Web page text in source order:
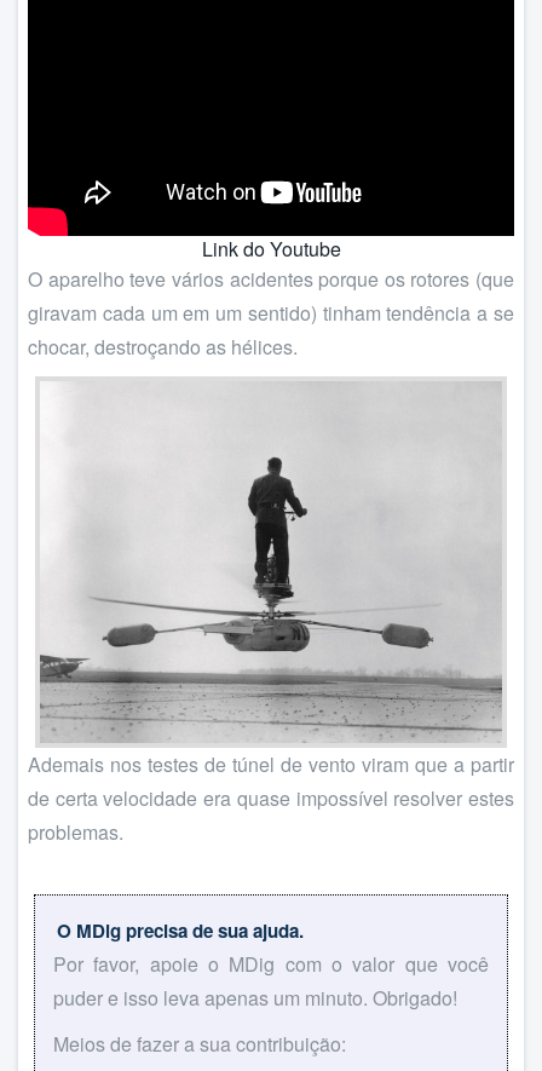
Link do Youtube
O aparelho teve vários acidentes porque os rotores (que
giravam cada um em um sentido) tinham tendência a se
chocar, destroçando as hélices.
Ademais nos testes de túnel de vento viram que a partir
de certa velocidade era quase impossível resolver estes
problemas.
O MDig precisa de sua ajuda.
Por favor, apoie o MDig com o valor que você
puder e isso leva apenas um minuto. Obrigado!
Meios de fazer a sua contribuição: